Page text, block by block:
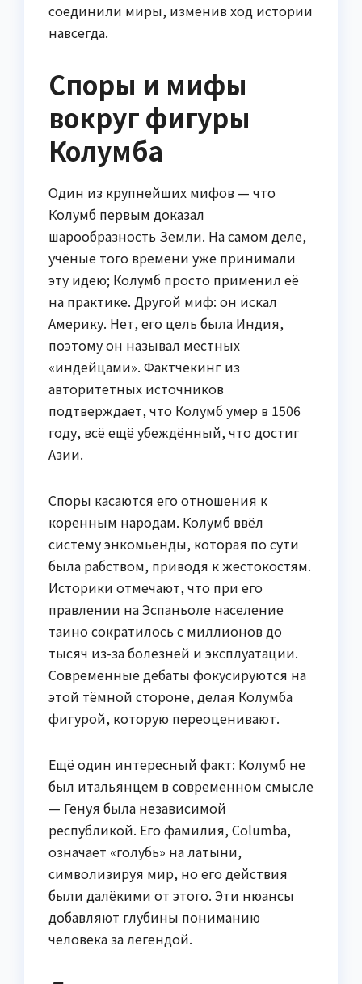
соединили миры, изменив ход истории
навсегда.
Споры и мифы
вокруг фигуры
Колумба
Один из крупнейших мифов — что
Колумб первым доказал
шарообразность Земли. На самом деле,
учёные того времени уже принимали
эту идею; Колумб просто применил её
на практике. Другой миф: он искал
Америку. Нет, его цель была Индия,
поэтому он называл местных
«индейцами». Фактчекинг из
авторитетных источников
подтверждает, что Колумб умер в 1506
году, всё ещё убеждённый, что достиг
Азии.
Споры касаются его отношения к
коренным народам. Колумб ввёл
систему энкомьенды, которая по сути
была рабством, приводя к жестокостям.
Историки отмечают, что при его
правлении на Эспаньоле население
таино сократилось с миллионов до
тысяч из-за болезней и эксплуатации.
Современные дебаты фокусируются на
этой тёмной стороне, делая Колумба
фигурой, которую переоценивают.
Ещё один интересный факт: Колумб не
был итальянцем в современном смысле
— Генуя была независимой
республикой. Его фамилия, Columba,
означает «голубь» на латыни,
символизируя мир, но его действия
были далёкими от этого. Эти нюансы
добавляют глубины пониманию
человека за легендой.